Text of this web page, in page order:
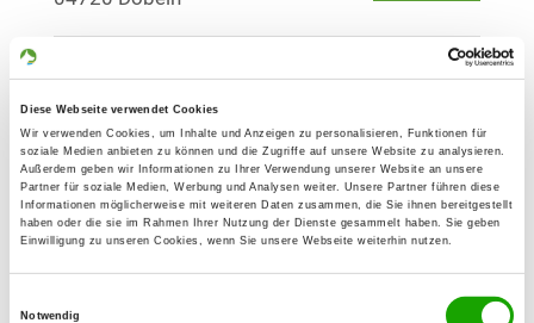
Diese Webseite verwendet Cookies
Wir verwenden Cookies, um Inhalte und Anzeigen zu personalisieren, Funktionen für
soziale Medien anbieten zu können und die Zugriffe auf unsere Website zu analysieren.
Außerdem geben wir Informationen zu Ihrer Verwendung unserer Website an unsere
Partner für soziale Medien, Werbung und Analysen weiter. Unsere Partner führen diese
Informationen möglicherweise mit weiteren Daten zusammen, die Sie ihnen bereitgestellt
haben oder die sie im Rahmen Ihrer Nutzung der Dienste gesammelt haben. Sie geben
Einwilligung zu unseren Cookies, wenn Sie unsere Webseite weiterhin nutzen.
Notwendig
OG - Nossen
Am Steinbusch
01683 Nossen
OG - Rochlitz e.V.
Sörnziger Weg 6